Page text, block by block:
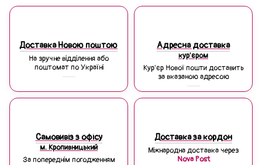
Доставка Новою поштою
На зручне відділення або
поштомат по Україні
Адресна доставка
кур'єром
Кур'єр Нової пошти доставить
за вказаною адресою
Самовивіз з офісу
м. Кропивницький
За попереднім погодженням
Доставка за кордон
Міжнародна доставка через
Nova Post